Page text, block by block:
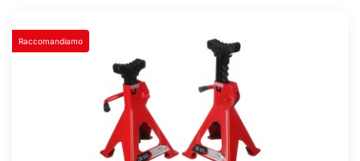
Raccomandiamo